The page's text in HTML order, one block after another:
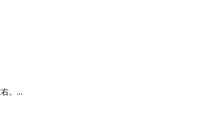
。...